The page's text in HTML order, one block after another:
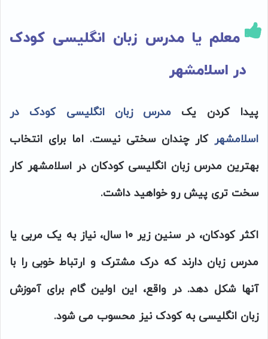
معلم یا مدرس زبان انگلیسی کودک
در اسلامشهر
پیدا کردن یک مدرس زبان انگلیسی کودک در
اسلامشهر کار چندان سختی نیست. اما برای انتخاب
بهترین مدرس زبان انگلیسی کودکان در اسلامشهر کار
سخت تری پیش رو خواهید داشت.
اکثر کودکان، در سنین زیر ۱۰ سال، نیاز به یک مربی یا
مدرس زبان دارند که درک مشترک و ارتباط خوبی را با
آنها شکل دهد. در واقع، این اولین گام برای آموزش
زبان انگلیسی به کودک نیز محسوب می شود.